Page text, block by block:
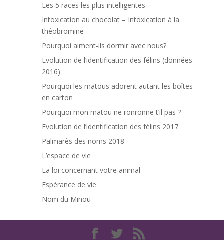
Les 5 races les plus intelligentes
Intoxication au chocolat – Intoxication à la
théobromine
Pourquoi aiment-ils dormir avec nous?
Evolution de l’identification des félins (données
2016)
Pourquoi les matous adorent autant les boîtes
en carton
Pourquoi mon matou ne ronronne t’il pas ?
Evolution de l’identification des félins 2017
Palmarès des noms 2018
L’espace de vie
La loi concernant votre animal
Espérance de vie
Nom du Minou